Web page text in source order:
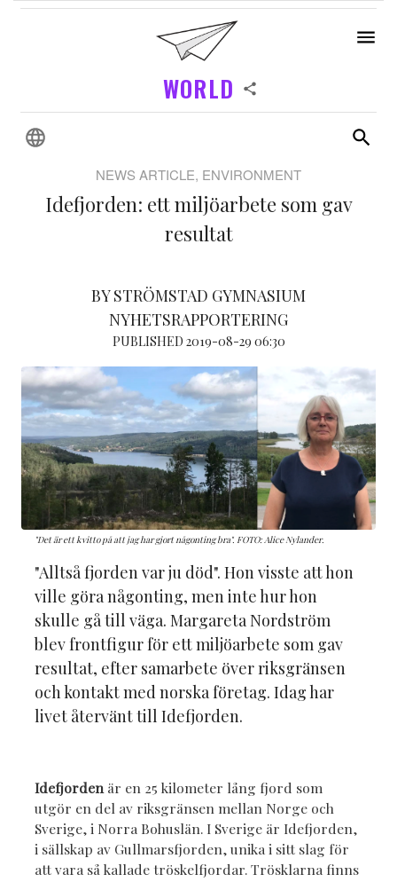
WORLD
NEWS ARTICLE, ENVIRONMENT
Idefjorden: ett miljöarbete som gav
resultat
BY STRÖMSTAD GYMNASIUM
NYHETSRAPPORTERING
PUBLISHED 2019-08-29 06:30
"Det är ett kvitto på att jag har gjort någonting bra". FOTO: Alice Nylander.
"Alltså fjorden var ju död". Hon visste att hon
ville göra någonting, men inte hur hon
skulle gå till väga. Margareta Nordström
blev frontfigur för ett miljöarbete som gav
resultat, efter samarbete över riksgränsen
och kontakt med norska företag. Idag har
livet återvänt till Idefjorden.
Idefjorden är en 25 kilometer lång fjord som
utgör en del av riksgränsen mellan Norge och
Sverige, i Norra Bohuslän. I Sverige är Idefjorden,
i sällskap av Gullmarsfjorden, unika i sitt slag för
att vara så kallade tröskelfjordar. Trösklarna finns